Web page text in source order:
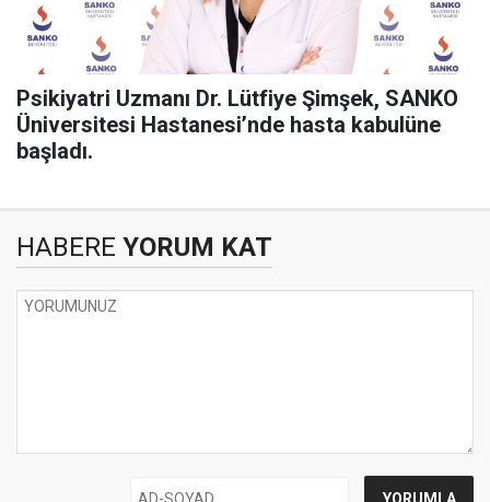
Psikiyatri Uzmanı Dr. Lütfiye Şimşek, SANKO
Üniversitesi Hastanesi’nde hasta kabulüne
başladı.
HABERE YORUM KAT